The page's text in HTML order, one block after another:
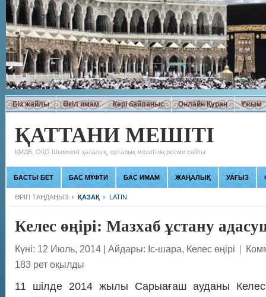
Біз жайлы Өкіл имам Кері байланыс Онлайн Құран Ұжым
ҚАТТАНИ МЕШІТІ
ҚМДБ, ОҚО Шымкент қалалық, орталық мешітінің ресми сайты
БАСТЫ БЕТ БАС МҮФТИ БАС ИМАМ ЖАҢАЛЫҚ УАҒЫЗ
ӘРІП ТАҢДАҢЫЗ: ҚАЗАҚ LATIN
Келес өңірі: Мазхаб ұстану
Күні: 12 Июль, 2014| Айдары: Іс-шара, Келес өңірі |
183 рет оқылды
11 шілде 2014 жылы Сарыағаш ауданы Келес